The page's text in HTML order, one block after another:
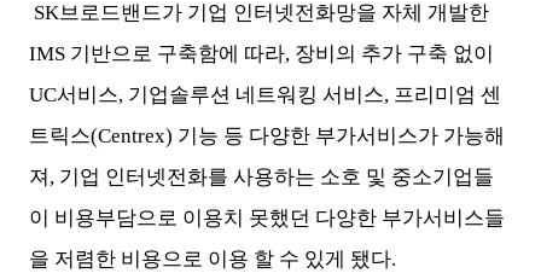
SK브로드밴드가 기업 인터넷전화망을 자체 개발한
IMS 기반으로 구축함에 따라, 장비의 추가 구축 없이
UC서비스, 기업솔루션 네트워킹 서비스, 프리미엄 센
트릭스(Centrex) 기능 등 다양한 부가서비스가 가능해
져, 기업 인터넷전화를 사용하는 소호 및 중소기업들
이 비용부담으로 이용치 못했던 다양한 부가서비스들
을 저렴한 비용으로 이용 할 수 있게 됐다.